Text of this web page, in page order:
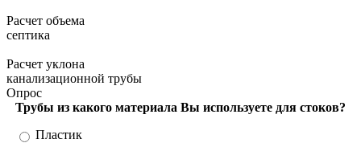
Расчет объема
септика
Расчет уклона
канализационной трубы
Опрос
Трубы из какого материала Вы используете для стоков?
Варианты
Пластик